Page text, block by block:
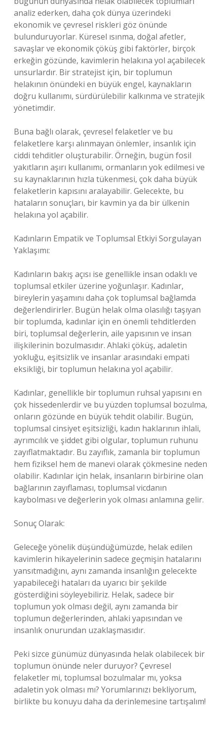
analiz ederken, daha çok dünya üzerindeki
ekonomik ve çevresel riskleri göz önünde
bulunduruyorlar. Küresel ısınma, doğal afetler,
savaşlar ve ekonomik çöküş gibi faktörler, birçok
erkeğin gözünde, kavimlerin helakına yol açabilecek
unsurlardır. Bir stratejist için, bir toplumun
helakının önündeki en büyük engel, kaynakların
doğru kullanımı, sürdürülebilir kalkınma ve stratejik
yönetimdir.
Buna bağlı olarak, çevresel felaketler ve bu
felaketlere karşı alınmayan önlemler, insanlık için
ciddi tehditler oluşturabilir. Örneğin, bugün fosil
yakıtların aşırı kullanımı, ormanların yok edilmesi ve
su kaynaklarının hızla tükenmesi, çok daha büyük
felaketlerin kapısını aralayabilir. Gelecekte, bu
hataların sonuçları, bir kavmin ya da bir ülkenin
helakına yol açabilir.
Kadınların Empatik ve Toplumsal Etkiyi Sorgulayan
Yaklaşımı:
Kadınların bakış açısı ise genellikle insan odaklı ve
toplumsal etkiler üzerine yoğunlaşır. Kadınlar,
bireylerin yaşamını daha çok toplumsal bağlamda
değerlendirirler. Bugün helak olma olasılığı taşıyan
bir toplumda, kadınlar için en önemli tehditlerden
biri, toplumsal değerlerin, aile yapısının ve insan
ilişkilerinin bozulmasıdır. Ahlaki çöküş, adaletin
yokluğu, eşitsizlik ve insanlar arasındaki empati
eksikliği, bir toplumun helakına yol açabilir.
Kadınlar, genellikle bir toplumun ruhsal yapısını en
çok hissedenlerdir ve bu yüzden toplumsal bozulma,
onların gözünde en büyük tehdit olabilir. Bugün,
toplumsal cinsiyet eşitsizliği, kadın haklarının ihlali,
ayrımcılık ve şiddet gibi olgular, toplumun ruhunu
zayıflatmaktadır. Bu zayıflık, zamanla bir toplumun
hem fiziksel hem de manevi olarak çökmesine neden
olabilir. Kadınlar için helak, insanların birbirine olan
bağlarının zayıflaması, toplumsal vicdanın
kaybolması ve değerlerin yok olması anlamına gelir.
Sonuç Olarak:
Geleceğe yönelik düşündüğümüzde, helak edilen
kavimlerin hikayelerinin sadece geçmişin hatalarını
yansıtmadığını, aynı zamanda insanlığın gelecekte
yapabileceği hataları da uyarıcı bir şekilde
gösterdiğini söyleyebiliriz. Helak, sadece bir
toplumun yok olması değil, aynı zamanda bir
toplumun değerlerinden, ahlaki yapısından ve
insanlık onurundan uzaklaşmasıdır.
Peki sizce günümüz dünyasında helak olabilecek bir
toplumun önünde neler duruyor? Çevresel
felaketler mi, toplumsal bozulmalar mı, yoksa
adaletin yok olması mı? Yorumlarınızı bekliyorum,
birlikte bu konuyu daha da derinlemesine tartışalım!